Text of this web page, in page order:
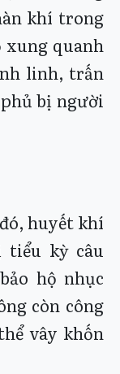
khí trong
xung quanh
linh, trấn
bị người
huyết khí
tiểu kỳ câu
hộ nhục
còn công
vây khốn